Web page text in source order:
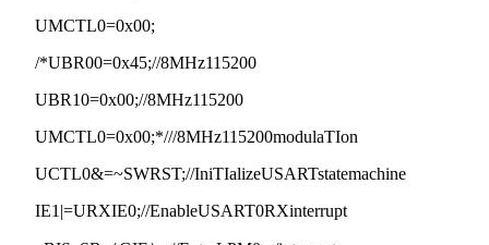
UMCTL0=0x00;
/*UBR00=0x45;//8MHz115200
UBR10=0x00;//8MHz115200
UMCTL0=0x00;*///8MHz115200modulaTIon
UCTL0&=~SWRST;//IniTIalizeUSARTstatemachine
IE1|=URXIE0;//EnableUSART0RXinterrupt